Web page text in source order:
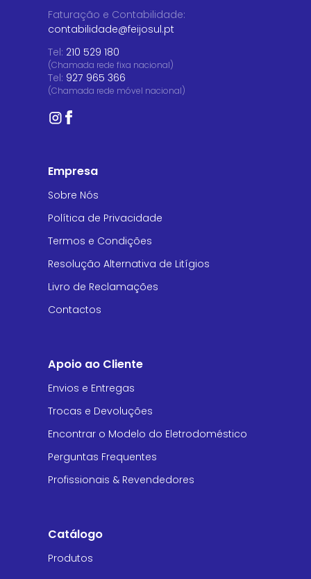
Faturação e Contabilidade:
contabilidade@feijosul.pt
Tel: 210 529 180
(Chamada rede fixa nacional)
Tel: 927 965 366
(Chamada rede móvel nacional)
Empresa
Sobre Nós
Política de Privacidade
Termos e Condições
Resolução Alternativa de Litígios
Livro de Reclamações
Contactos
Apoio ao Cliente
Envios e Entregas
Trocas e Devoluções
Encontrar o Modelo do Eletrodoméstico
Perguntas Frequentes
Profissionais & Revendedores
Catálogo
Produtos